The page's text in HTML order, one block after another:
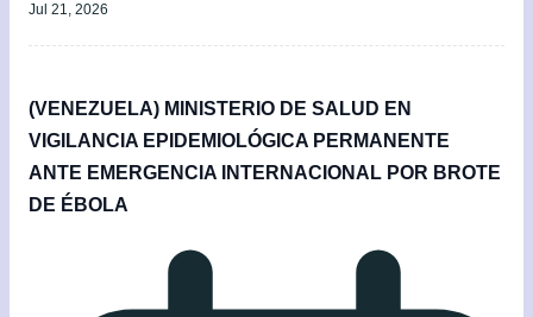
Jul 21, 2026
(VENEZUELA) MINISTERIO DE SALUD EN
VIGILANCIA EPIDEMIOLÓGICA PERMANENTE
ANTE EMERGENCIA INTERNACIONAL POR BROTE
DE ÉBOLA